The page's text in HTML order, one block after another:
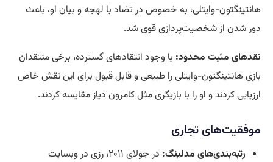
هانتینگتون-وایتلی، به خصوص در تضاد با لهجه و بیان او، باعث
دور شدن از شخصیت‌پردازی قوی شد.
نقدهای مثبت محدود: با وجود انتقادهای گسترده، برخی منتقدان
بازی هانتینگتون-وایتلی را طبیعی و قابل قبول برای این نقش خاص
ارزیابی کردند و او را با بازیگری مثل کامرون دیاز مقایسه کردند.
موفقیت‌های تجاری
رتبه‌بندی‌های مدلینگ:
در جولای ۲۰۱۱، رزی در وبسایت